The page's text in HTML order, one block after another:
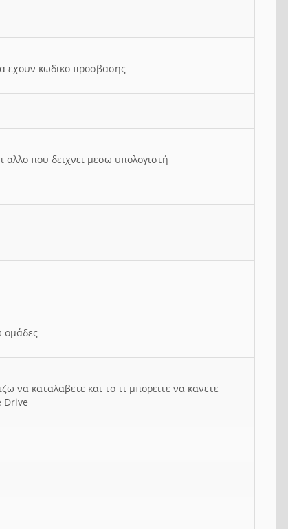
εχουν κωδικο προσβασης
αλλο που δειχνει μεσω υπολογιστή
ομάδες
να καταλαβετε και το τι μπορειτε να κανετε
Drive